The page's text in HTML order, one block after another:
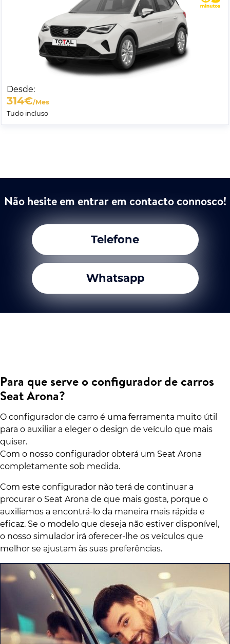
Desde:
314€/Mes
Tudo incluso
Não hesite em entrar em contacto connosco!
Telefone
Whatsapp
Para que serve o configurador de carros
Seat Arona?
O configurador de carro é uma ferramenta muito útil
para o auxiliar a eleger o design de veículo que mais
quiser.
Com o nosso configurador obterá um Seat Arona
completamente sob medida.
Com este configurador não terá de continuar a
procurar o Seat Arona de que mais gosta, porque o
auxiliamos a encontrá-lo da maneira mais rápida e
eficaz. Se o modelo que deseja não estiver disponível,
o nosso simulador irá oferecer-lhe os veículos que
melhor se ajustam às suas preferências.